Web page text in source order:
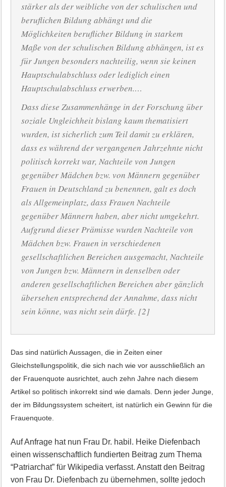
stärker als der weibliche von der schulischen und
beruflichen Bildung abhängt und die
Möglichkeiten beruflicher Bildung in starkem
Maße von der schulischen Bildung abhängen, ist es
für Jungen besonders nachteilig, wenn sie keinen
Hauptschulabschluss oder lediglich einen
Hauptschulabschluss erwerben.…
Dass diese Zusammenhänge in der Forschung über
soziale Ungleichheit bislang kaum thematisiert
wurden, ist sicherlich zum Teil damit zu erklären,
dass es während der vergangenen Jahrzehnte nicht
politisch korrekt war, Nachteile von Jungen
gegenüber Mädchen bzw. von Männern gegenüber
Frauen in Deutschland zu benennen, galt es doch
als Allgemeinplatz, dass Frauen Nachteile
gegenüber Männern haben, aber nicht umgekehrt.
Aufgrund dieser Prämisse wurden Nachteile von
Mädchen bzw. Frauen in verschiedenen
gesellschaftlichen Bereichen ausgemacht, Nachteile
von Jungen bzw. Männern in denselben oder
anderen gesellschaftlichen Bereichen aber gänzlich
übersehen entsprechend der Annahme, dass nicht
sein könne, was nicht sein dürfe. [2]
Das sind natürlich Aussagen, die in Zeiten einer
Gleichstellungspolitik, die sich nach wie vor ausschließlich an
der Frauenquote ausrichtet, auch zehn Jahre nach diesem
Artikel so politisch inkorrekt sind wie damals. Denn jeder Junge,
der im Bildungssystem scheitert, ist natürlich ein Gewinn für die
Frauenquote.
Auf Anfrage hat nun Frau Dr. habil. Heike Diefenbach
einen wissenschaftlich fundierten Beitrag zum Thema
“Patriarchat” für Wikipedia verfasst. Anstatt den Beitrag
von Frau Dr. Diefenbach zu übernehmen, sollte jedoch